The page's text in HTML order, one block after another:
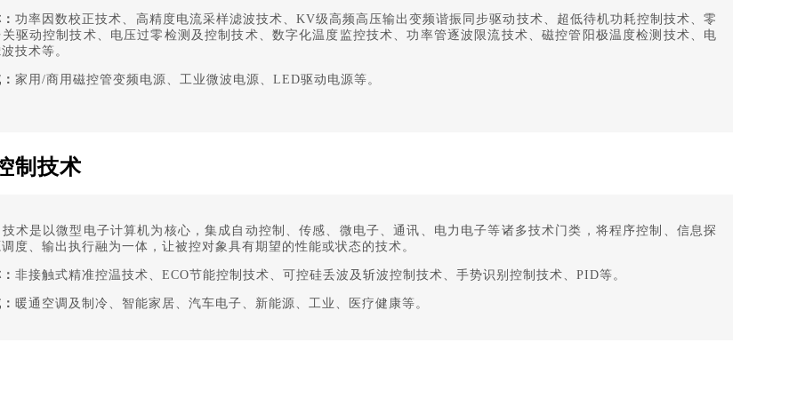
：功率因数校正技术、高精度电流采样滤波技术、KV级高频高压输出变频谐振同步驱动技术、超低待机功耗控制技术、零
驱动控制技术、电压过零检测及控制技术、数字化温度监控技术、功率管逐波限流技术、磁控管阳极温度检测技术、电
技术等。
家用/商用磁控管变频电源、工业微波电源、LED驱动电源等。
制技术
术是以微型电子计算机为核心，集成自动控制、传感、微电子、通讯、电力电子等诸多技术门类，将程序控制、信息探
度、输出执行融为一体，让被控对象具有期望的性能或状态的技术。
非接触式精准控温技术、ECO节能控制技术、可控硅丢波及斩波控制技术、手势识别控制技术、PID等。
暖通空调及制冷、智能家居、汽车电子、新能源、工业、医疗健康等。